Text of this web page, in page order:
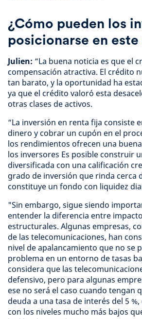
¿Cómo pueden los
posicionarse en
Julien: “La buena noticia es que el
compensación atractiva. El crédito
tan barato, y la oportunidad ha
ya que el crédito valoró esta
otras clases de activos.
“La inversión en renta fija consiste
dinero y cobrar un cupón en el
los rendimientos ofrecen una
los inversores Es posible construir
diversificada con una calificación
grado de inversión que rinda cerca
constituye un fondo con liquidez
"Sin embargo, sigue siendo
entender la diferencia entre
estructurales. Algunas empresas,
de las telecomunicaciones, han
nivel de apalancamiento que no se
problema en un entorno de tasas
considera que las
defensivo, pero para algunas
ese no será el caso cuando tengan
deuda a una tasa de interés del 5
con los niveles mucho más bajos